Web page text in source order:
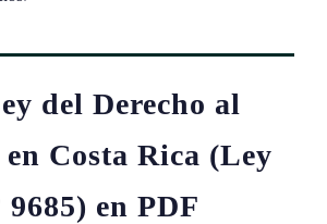
del Derecho al
Costa Rica (Ley
9685) en PDF